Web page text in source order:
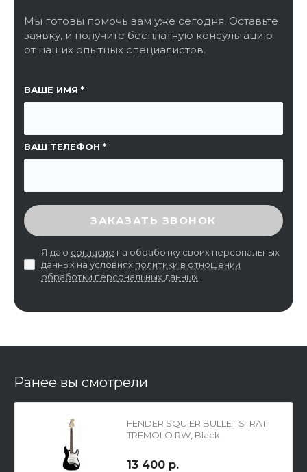
Мы готовы помочь вам уже сегодня. Оставьте
заявку, и получите бесплатную консультацию
от наших опытных специалистов.
ВАШЕ ИМЯ
ВАШ ТЕЛЕФОН
ССЫЛКА НА СТРАНИЦУ
ВВЕДИТЕ ПРОВЕРОЧНЫЙ КОД
ЗАКАЗАТЬ ЗВОНОК
Я даю согласие на обработку своих персональных
данных на условиях политики в отношении
обработки персональных данных
Ранее вы смотрели
FENDER SQUIER BULLET STRAT
TREMOLO RW, Black
13 400 р.